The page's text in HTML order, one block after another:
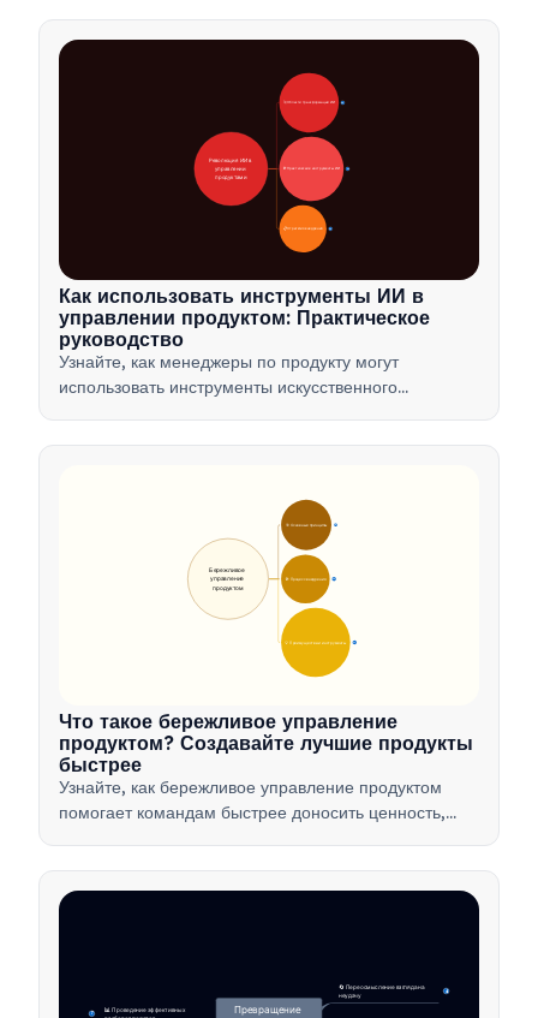
таких методов, как ментальные карты и продуктовые
деревья.
🚀 Области трансформации ИИ
🛠️ Практические инструменты ИИ 31
📋 Стратегия внедрения
Революция ИИ в
управлении
продуктами
Как использовать инструменты ИИ в
управлении продуктом: Практическое
руководство
Узнайте, как менеджеры по продукту могут
использовать инструменты искусственного
🎯 Основные принципы
🛠️ Процесс внедрения
💡 Преимущества и инструменты 17
Бережливое
управление
продуктом
Что такое бережливое управление
продуктом? Создавайте лучшие продукты
быстрее
Узнайте, как бережливое управление продуктом
помогает командам быстрее доносить ценность,
🔄 Переосмысление взгляда на
неудачу
4
📊 Проведение эффективных
7
Превращение